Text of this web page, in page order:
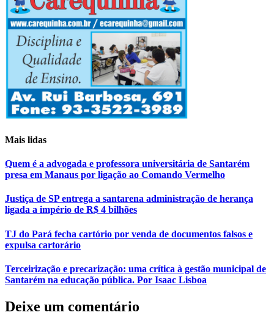
Mais lidas
Quem é a advogada e professora universitária de Santarém
presa em Manaus por ligação ao Comando Vermelho
Justiça de SP entrega a santarena administração de herança
ligada a império de R$ 4 bilhões
TJ do Pará fecha cartório por venda de documentos falsos e
expulsa cartorário
Terceirização e precarização: uma crítica à gestão municipal de
Santarém na educação pública. Por Isaac Lisboa
Deixe um comentário